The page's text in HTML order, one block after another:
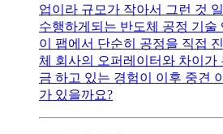
업이라 규모가 작아서 그런 것
수행하게되는 반도체 공정 기술
이 팹에서 단순히 공정을 직접
체 회사의 오퍼레이터와 차이가
금 하고 있는 경험이 이후 중견
가 있을까요?